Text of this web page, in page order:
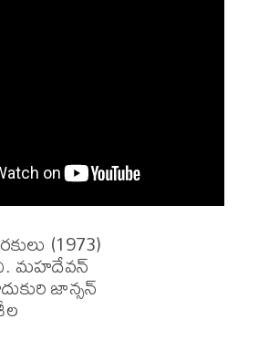
(1973)
మహదేవన్
జాన్సన్